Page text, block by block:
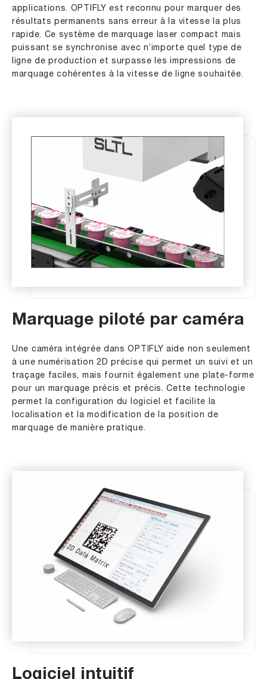
applications. OPTIFLY est reconnu pour marquer des
résultats permanents sans erreur à la vitesse la plus
rapide. Ce système de marquage laser compact mais
puissant se synchronise avec n’importe quel type de
ligne de production et surpasse les impressions de
marquage cohérentes à la vitesse de ligne souhaitée.
Marquage piloté par caméra
Une caméra intégrée dans OPTIFLY aide non seulement
à une numérisation 2D précise qui permet un suivi et un
traçage faciles, mais fournit également une plate-forme
pour un marquage précis et précis. Cette technologie
permet la configuration du logiciel et facilite la
localisation et la modification de la position de
marquage de manière pratique.
Logiciel intuitif